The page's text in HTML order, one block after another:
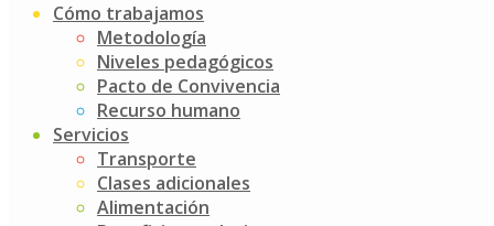
Cómo trabajamos
Metodología
Niveles pedagógicos
Pacto de Convivencia
Recurso humano
Servicios
Transporte
Clases adicionales
Alimentación
Jardín Infantil Stanford
El pasado 29 de octubre en nuestra semana cultural
realizamos el cierre de nuestro Proyecto de Democracia,
realizando unas espléndidas elecciones, en donde
nuestros niños y personal del Jardín ejercieron su
derecho al voto. Esta vez la elección se centró en la
selección de un equipo de balón pie y balón mano.
Nuestras candidatas eran todas las docentes de la